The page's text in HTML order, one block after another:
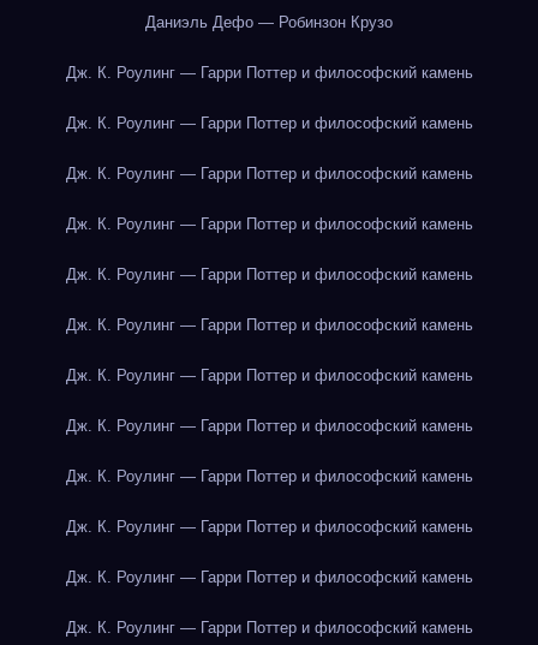
Даниэль Дефо — Робинзон Крузо
Дж. К. Роулинг — Гарри Поттер и философский камень
Дж. К. Роулинг — Гарри Поттер и философский камень
Дж. К. Роулинг — Гарри Поттер и философский камень
Дж. К. Роулинг — Гарри Поттер и философский камень
Дж. К. Роулинг — Гарри Поттер и философский камень
Дж. К. Роулинг — Гарри Поттер и философский камень
Дж. К. Роулинг — Гарри Поттер и философский камень
Дж. К. Роулинг — Гарри Поттер и философский камень
Дж. К. Роулинг — Гарри Поттер и философский камень
Дж. К. Роулинг — Гарри Поттер и философский камень
Дж. К. Роулинг — Гарри Поттер и философский камень
Дж. К. Роулинг — Гарри Поттер и философский камень